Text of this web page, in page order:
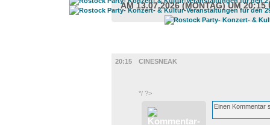
AM 13.07.2026 (MONTAG) UM 20:15
20:15
CINESNEAK
*/ ?>